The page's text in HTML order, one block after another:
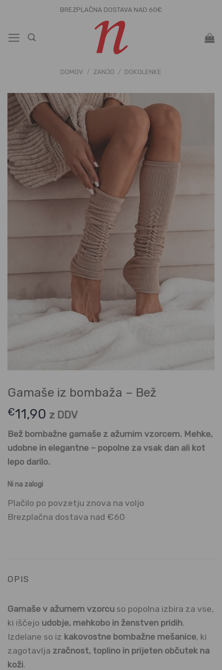
vsebino
BREZPLAČNA DOSTAVA NAD 60€
DOMOV / ZANJO / DOKOLENKE
Gamaše iz bombaža – Bež
€11,90 z DDV
Bež bombažne gamaše z ažurnim vzorcem. Mehke,
udobne in elegantne – popolne za vsak dan ali kot
lepo darilo.
Ni na zalogi
Plačilo po povzetju znova na voljo
Brezplačna dostava nad €60
OPIS
Gamaše v ažurnem vzorcu so popolna izbira za vse,
ki iščejo udobje, mehkobo in ženstven pridih.
Izdelane so iz kakovostne bombažne mešanice, ki
zagotavlja zračnost, toplino in prijeten občutek na
koži.